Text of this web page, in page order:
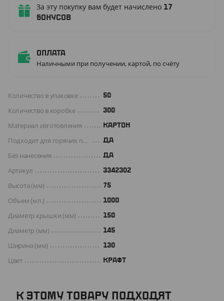
За эту покупку вам будет начислено 17
бонусов
Оплата
Наличными при получении, картой, по счёту
Количество в упаковке 50
Количество в коробке 300
Материал изготовления КАРТОН
Подходит для горячих продуктов ДА
Без нанесения ДА
Артикул 3342302
Высота (мм) 75
Объем (мл.) 1000
Диаметр крышки (мм) 150
Диаметр (мм) 145
Ширина (мм) 130
Цвет КРАФТ
К ЭТОМУ ТОВАРУ ПОДХОДЯТ